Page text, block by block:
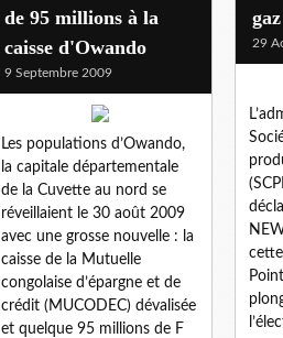
de 95 millions à la
caisse d'Owando
9 Septembre 2009
Les populations d’Owando,
la capitale départementale
de la Cuvette au nord se
réveillaient le 30 août 2009
avec une grosse nouvelle : la
caisse de la Mutuelle
congolaise d’épargne et de
crédit (MUCODEC) dévalisée
et quelque 95 millions de F
29